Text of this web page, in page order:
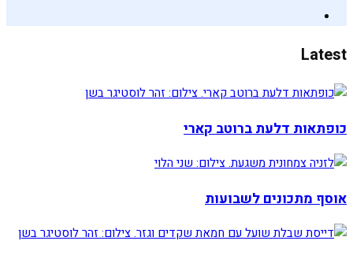
Latest
כופתאות דלעת ברוטב קארי
אוסף מתכונים לשבועות